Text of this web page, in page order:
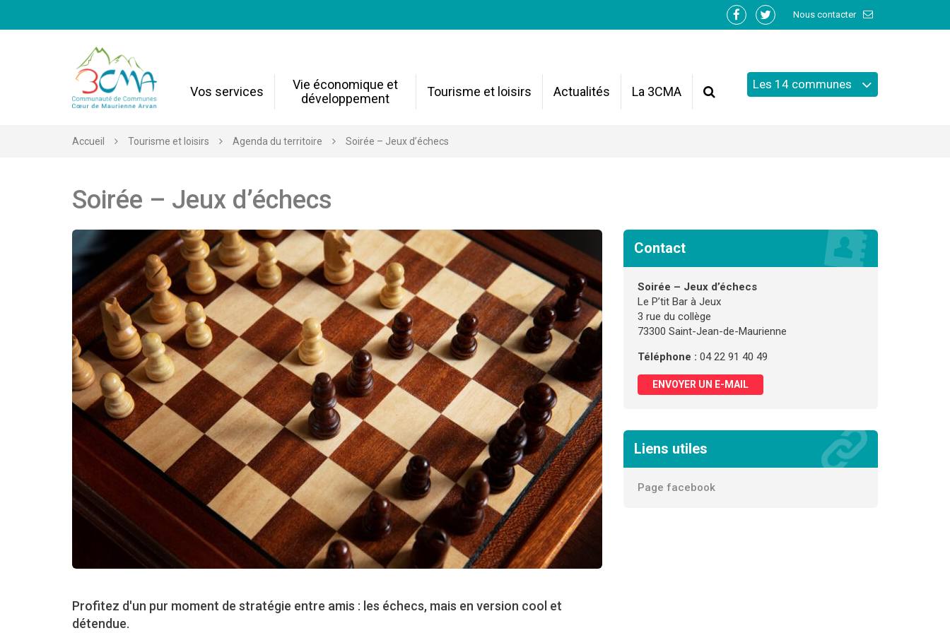
Nous contacter
Lien
Facebook
Lien
Twitter
Vos services
Vie économique et
développement
Tourisme et loisirs Actualités La 3CMA Recherche
Les 14 communes
Accueil Tourisme et loisirs Agenda du territoire Soirée – Jeux d’échecs
Soirée – Jeux d’échecs
Profitez d'un pur moment de stratégie entre amis : les échecs, mais en version cool et
détendue.
Contact
Soirée – Jeux d’échecs
Le P’tit Bar à Jeux
3 rue du collège
73300 Saint-Jean-de-Maurienne
Téléphone : 04 22 91 40 49
ENVOYER UN E-MAIL
Liens utiles
Page facebook